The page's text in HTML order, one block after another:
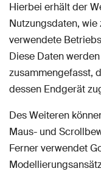
Hierbei erhält der
Nutzungsdaten, wie
verwendete
Diese Daten
zusammengefasst,
dessen Endgerät
Des Weiteren
Maus- und
Ferner verwendet